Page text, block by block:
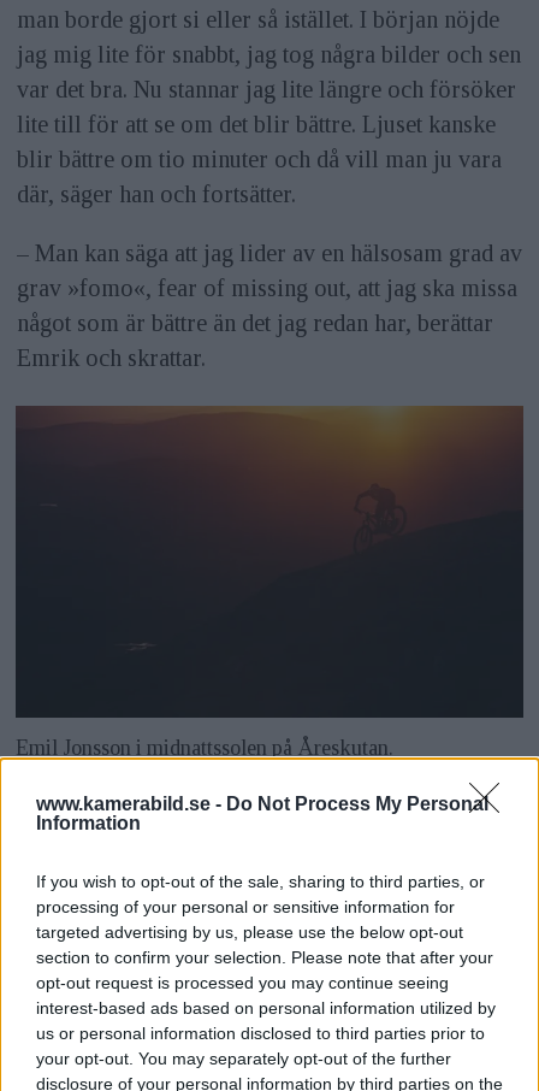
www.kamerabild.se - Do Not Process My Personal
Information
If you wish to opt-out of the sale, sharing to third parties, or
processing of your personal or sensitive information for
targeted advertising by us, please use the below opt-out
section to confirm your selection. Please note that after your
opt-out request is processed you may continue seeing
interest-based ads based on personal information utilized by
us or personal information disclosed to third parties prior to
your opt-out. You may separately opt-out of the further
disclosure of your personal information by third parties on the
man borde gjort si eller så istället. I början nöjde
jag mig lite för snabbt, jag tog några bilder och sen
var det bra. Nu stannar jag lite längre och försöker
lite till för att se om det blir bättre. Ljuset kanske
blir bättre om tio minuter och då vill man ju vara
där, säger han och fortsätter.
– Man kan säga att jag lider av en hälsosam grad av
grav »fomo«, fear of missing out, att jag ska missa
något som är bättre än det jag redan har, berättar
Emrik och skrattar.
Emil Jonsson i midnattssolen på Åreskutan.
Ska assistera åt Mattias
ANNONS
Men det är inte den enda större förändringen som
är i antågande. Jag möter Emrik på en lördag, och
på måndagen ska han som sagt sätta sig i sin bil
och åka till Åre. Exakt hur länge han ska bli kvar